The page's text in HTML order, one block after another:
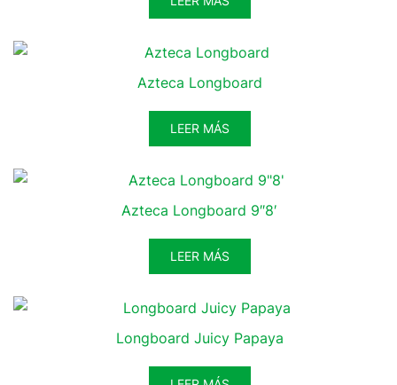
Azteca Longboard
LEER MÁS
Azteca Longboard 9″8′
LEER MÁS
Longboard Juicy Papaya